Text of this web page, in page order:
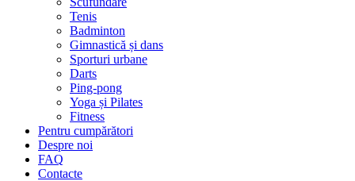
Tenis
Badminton
Gimnastică și dans
Sporturi urbane
Darts
Ping-pong
Yoga și Pilates
Fitness
Pentru cumpărători
Despre noi
FAQ
Contacte